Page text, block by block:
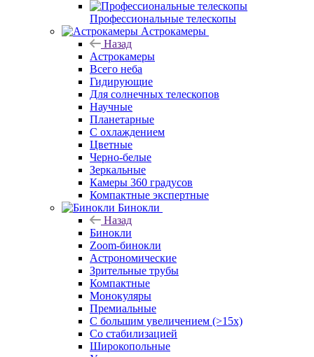
Профессиональные телескопы
Астрокамеры
Назад
Астрокамеры
Всего неба
Гидирующие
Для солнечных телескопов
Научные
Планетарные
С охлаждением
Цветные
Черно-белые
Зеркальные
Камеры 360 градусов
Компактные экспертные
Бинокли
Назад
Бинокли
Zoom-бинокли
Астрономические
Зрительные трубы
Компактные
Монокуляры
Премиальные
С большим увеличением (>15x)
Со стабилизацией
Широкопольные